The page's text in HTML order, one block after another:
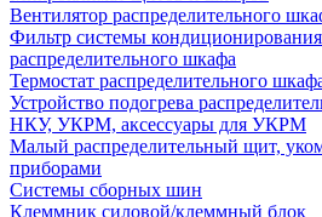
Вентилятор распределительного
Фильтр системы кондиционирования
распределительного шкафа
Термостат распределительного
Устройство подогрева
НКУ, УКРМ, аксессуары для УКРМ
Малый распределительный щит,
приборами
Системы сборных шин
Клеммник силовой/клеммный блок